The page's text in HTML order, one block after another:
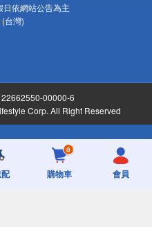
依網站公告為主
台灣)
00000-6
Corp. All Right Reserved
0
購物車 會員